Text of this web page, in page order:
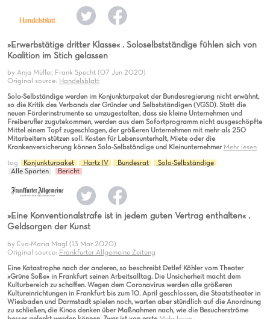
»Erwerbstätige dritter Klasse« . Soloselbstständige fühlen sich von
Koalition im Stich gelassen
by Anja Müller, Frank Specht (07 Jun 2020)
Original source: Handelsblatt
Solo-Selbständige werden im Konjunkturpaket der Bundesregierung nicht erwähnt,
so die Kritik des Verbands der Gründer und Selbstständigen (VGSD). Statt die
neuen Förderinstrumente so umzugestalten, dass sie kleine Unternehmen und
Freiberufler zugutekommen, werden aus dem Sofortprogramm nicht ausgeschöpfte
Mittel einem Topf zugeschlagen, der größeren Unternehmen mit mehr als 250
Mitarbeitern stützen soll. Kosten für Lebensunterhalt, Miete oder die
Krankenversicherung können Solo-Selbständige und Kleinunternehmer Mehr lesen
tag Konjunkturpaket Hartz IV Bundesrat
Solo-Selbständige
Alle Sparten
Bericht
»Eine Konventionalstrafe ist in jedem guten Vertrag enthalten« .
Geldsorgen der Kunst
by Eva-Maria Magl (13 Mar 2020)
Original source: Frankfurter Allgemeine Zeitung
Eine Katastrophe nach der anderen, so beschreibt Detlef Köhler vom Theater
»Grüne Soße« in Frankfurt seinen Arbeitsalltag. Die Unsicherheit macht dem
Kulturbereich zu schaffen. Wegen dem Coronavirus werden alle größeren
Kultureinrichtungen in Frankfurt bis zum 10. April geschlossen, die Staatstheater in
Wiesbaden und Darmstadt spielen noch, warten aber stündlich auf die Anordnung
zu schließen, die Kinos denken über Maßnahmen nach, wie die Besucherströme